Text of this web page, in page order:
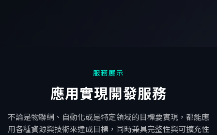
服務展示
應用實現開發服務
不論是物聯網、自動化或是特定領域的目標要實現，都能應
用各種資源與技術來達成目標，同時兼具完整性與可擴充性